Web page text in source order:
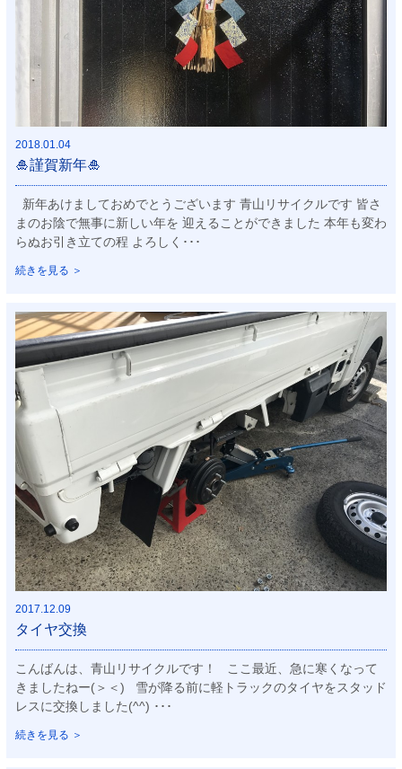
2018.01.04
🎍謹賀新年🎍
新年あけましておめでとうございます 青山リサイクルです 皆さ
まのお陰で無事に新しい年を 迎えることができました 本年も変わ
らぬお引き立ての程 よろしく･･･
続きを見る ＞
2017.12.09
タイヤ交換
こんばんは、青山リサイクルです！ ここ最近、急に寒くなって
きましたねー(＞＜) 雪が降る前に軽トラックのタイヤをスタッド
レスに交換しました(^^) ･･･
続きを見る ＞